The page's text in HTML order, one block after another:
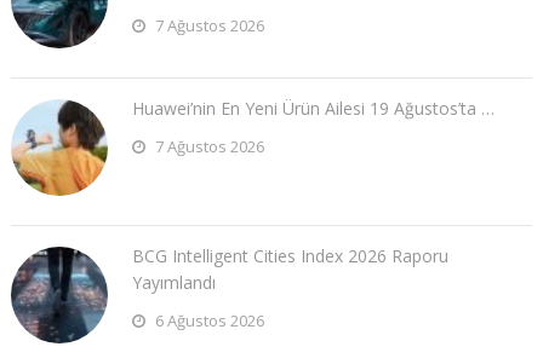
7 Ağustos 2026
Huawei’nin En Yeni Ürün Ailesi 19 Ağustos’ta …
7 Ağustos 2026
BCG Intelligent Cities Index 2026 Raporu
Yayımlandı
6 Ağustos 2026